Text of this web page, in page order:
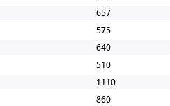
657
575
640
510
1110
860